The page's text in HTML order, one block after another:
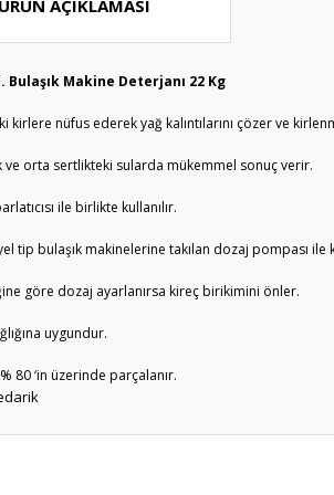
ÜRÜN AÇIKLAMASI
Bulaşık Makine Deterjanı 22 Kg
kirlere nüfus ederek yağ kalıntılarını çözer ve
ve orta sertlikteki sularda mükemmel sonuç verir.
ile birlikte kullanılır.
tip bulaşık makinelerine takılan dozaj pompası ile
göre dozaj ayarlanırsa kireç birikimini önler.
uygundur.
80 ‘in üzerinde parçalanır.